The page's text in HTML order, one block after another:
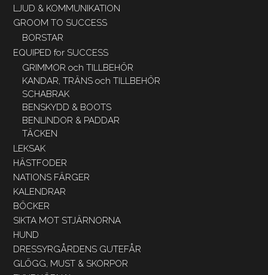
LJUD & KOMMUNIKATION
GROOM TO SUCCESS
BORSTAR
EQUIPED for SUCCESS
GRIMMOR och TILLBEHÖR
KANDAR, TRÄNS och TILLBEHÖR
SCHABRAK
BENSKYDD & BOOTS
BENLINDOR & PADDAR
TÄCKEN
LEKSAK
HÄSTFODER
NATIONS FÄRGER
KALENDRAR
BÖCKER
SIKTA MOT STJÄRNORNA
HUND
DRESSYRGÅRDENS GUTEFÅR
GLÖGG, MUST & SKORPOR